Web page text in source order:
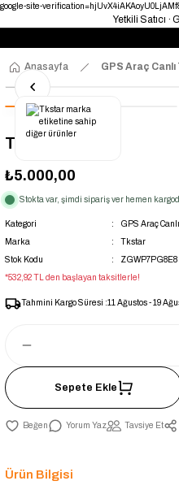
google-site-
Yetkili Satıcı
Uygun Fiyat
Türkiye’nin
Anasayfa GPS Araç Canlı
Tkstar Tk913
₺5.000,00
Stokta var, şimdi sipariş ver hemen
Kategori GPS Araç
Marka
Tkstar
Stok Kodu
ZGWP7PG8E8
*532,92 TL den başlayan taksitlerle!
Tahmini Kargo Süresi :11 Ağustos - 19
Sepete Ekle
Yorum Yaz Tavsiye Et
Ürün Bilgisi